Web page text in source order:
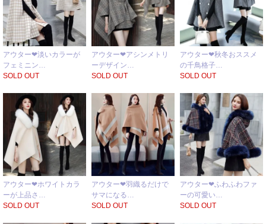
アウター❤淡いカラーが
フェミニン…
SOLD OUT
アウター❤アシンメトリ
ーデザイン…
SOLD OUT
アウター❤秋冬おススメ
の千鳥格子…
SOLD OUT
アウター❤ホワイトカラ
ーが上品さ…
SOLD OUT
アウター❤羽織るだけで
サマになる…
SOLD OUT
アウター❤ふわふわファ
ーの可愛い…
SOLD OUT